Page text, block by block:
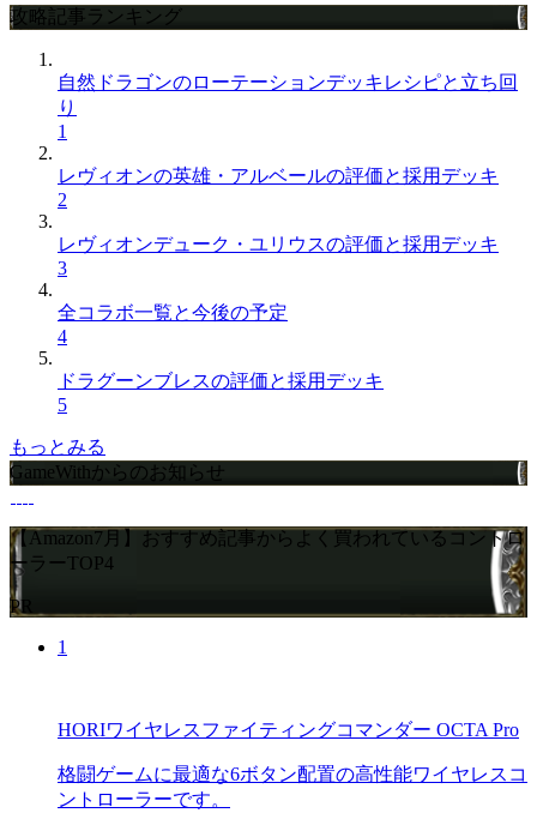
攻略記事ランキング
自然ドラゴンのローテーションデッキレシピと立ち回
り
1
レヴィオンの英雄・アルベールの評価と採用デッキ
2
レヴィオンデューク・ユリウスの評価と採用デッキ
3
全コラボ一覧と今後の予定
4
ドラグーンブレスの評価と採用デッキ
5
もっとみる
GameWithからのお知らせ
【Amazon7月】おすすめ記事からよく買われているコントロ
ーラーTOP4
PR
1
HORIワイヤレスファイティングコマンダー OCTA Pro
格闘ゲームに最適な6ボタン配置の高性能ワイヤレスコ
ントローラーです。